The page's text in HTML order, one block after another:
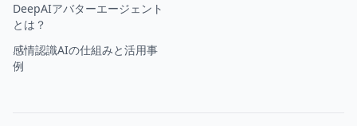
DeepAIアバターエージェント
とは？
感情認識AIの仕組みと活用事
例